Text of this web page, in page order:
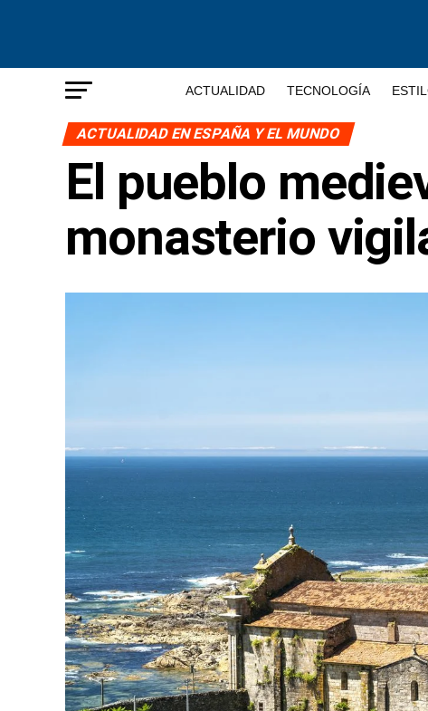
ACTUALIDAD TECNOLOGÍA
ACTUALIDAD EN ESPAÑA Y EL MUNDO
El pueblo
monasterio